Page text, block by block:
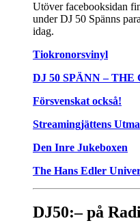
Utöver facebooksidan
under DJ 50 Spänns
idag.
Tiokronorsvinyl
DJ 50 SPÄNN – THE
Försvenskat också!
Streamingjättens
Den Inre Jukeboxen
The Hans Edler
DJ50:– på